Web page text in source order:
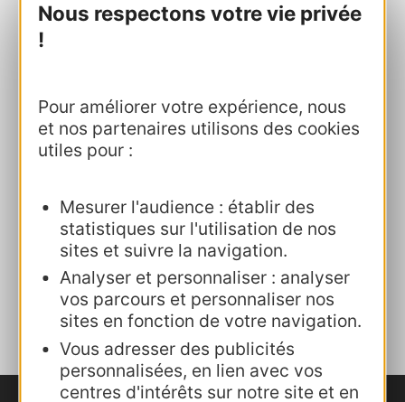
Nous respectons votre vie privée
!
Pour améliorer votre expérience, nous
et nos partenaires utilisons des cookies
utiles pour :
Mesurer l'audience : établir des
statistiques sur l'utilisation de nos
sites et suivre la navigation.
Analyser et personnaliser : analyser
vos parcours et personnaliser nos
sites en fonction de votre navigation.
Vous adresser des publicités
personnalisées, en lien avec vos
centres d'intérêts sur notre site et en
2025 verra se poursuivre et s’amplifier
cette dynamique autour de nouveaux
Attractivité médicale, vétérinaire, et
des métiers en tension.
Déploiement du SADI "Attractivité".
Développement de nouvelles
synergies avec l’agritourisme.